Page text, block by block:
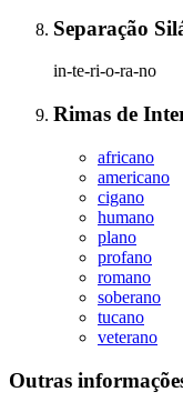
Separação
in-te-ri-o-ra-no
Rimas de
africano
americano
cigano
humano
plano
profano
romano
soberano
tucano
veterano
Outras